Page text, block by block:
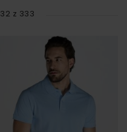
32 z 333